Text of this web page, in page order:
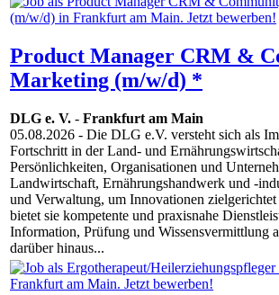
Product Manager CRM &
Marketing (m/w/d) *
DLG e. V. - Frankfurt am Main
05.08.2026 - Die DLG e.V. versteht sich als
Fortschritt in der Land- und
Persönlichkeiten, Organisationen und
Landwirtschaft, Ernährungshandwerk und -
und Verwaltung, um Innovationen zielgerichtet
bietet sie kompetente und praxisnahe
Information, Prüfung und Wissensvermittlung
darüber hinaus...